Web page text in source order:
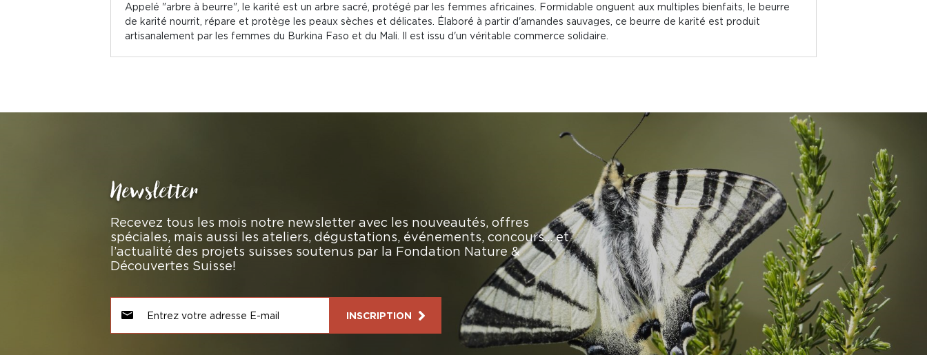
Appelé "arbre à beurre", le karité est un arbre sacré, protégé par les femmes africaines. Formidable onguent aux multiples bienfaits, le beurre
de karité nourrit, répare et protège les peaux sèches et délicates. Élaboré à partir d'amandes sauvages, ce beurre de karité est produit
artisanalement par les femmes du Burkina Faso et du Mali. Il est issu d'un véritable commerce solidaire.
Newsletter
Recevez tous les mois notre newsletter avec les nouveautés, offres
spéciales, mais aussi les ateliers, dégustations, événements, concours… et
l’actualité des projets suisses soutenus par la Fondation Nature &
Découvertes Suisse!
INSCRIPTION